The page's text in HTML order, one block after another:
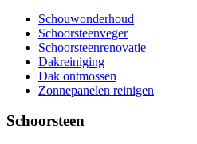
Schouwonderhoud
Schoorsteenveger
Schoorsteenrenovatie
Dakreiniging
Dak ontmossen
Zonnepanelen reinigen
Schoorsteen